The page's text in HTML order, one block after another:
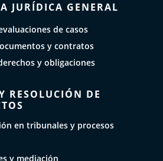
JURÍDICA GENERAL
de casos
y contratos
y obligaciones
RESOLUCIÓN DE
en tribunales y procesos
y mediación